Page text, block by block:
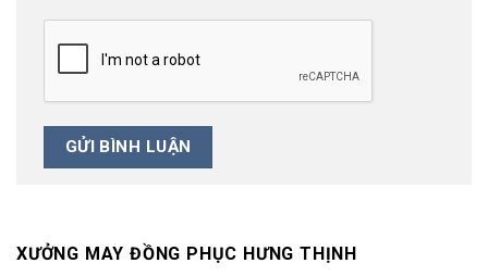
XƯỞNG MAY ĐỒNG PHỤC HƯNG THỊNH